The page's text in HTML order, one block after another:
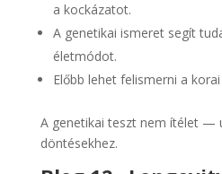
a kockázatot.
A genetikai ismeret segít
életmódot.
Előbb lehet felismerni a
A genetikai teszt nem ítélet —
döntésekhez.